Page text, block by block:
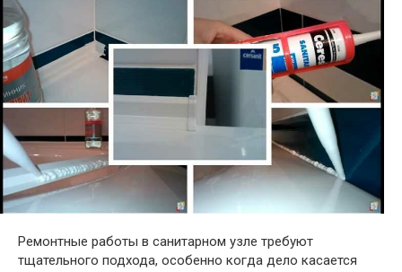
Ремонтные работы в санитарном узле требуют
тщательного подхода, особенно когда дело касается